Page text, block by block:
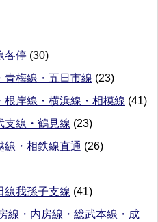
各停 (30)
青梅線・五日市線 (23)
根岸線・横浜線・相模線 (41)
支線・鶴見線 (23)
線・相鉄線直通 (26)
線我孫子支線 (41)
線・内房線・総武本線・成